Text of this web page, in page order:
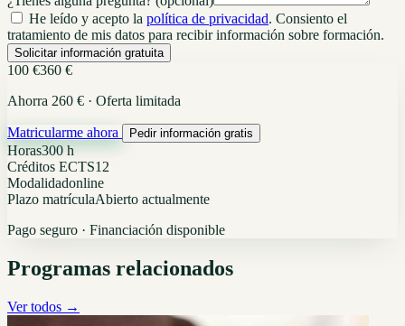
He leído y acepto la política de privacidad. Consiento el
tratamiento de mis datos para recibir información sobre formación.
Solicitar información gratuita
100 €360 €
Ahorra 260 € · Oferta limitada
Matricularme ahora Pedir información gratis
Horas300 h
Créditos ECTS12
Modalidadonline
Plazo matrículaAbierto actualmente
Pago seguro · Financiación disponible
Programas relacionados
Ver todos →